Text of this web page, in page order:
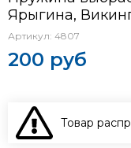
Ярыгина,
Артикул: 4807
200 руб
Товар